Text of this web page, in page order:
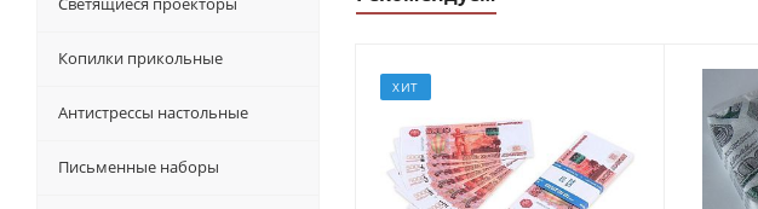
ХИТ
Копилки прикольные
Антистрессы настольные
Письменные наборы